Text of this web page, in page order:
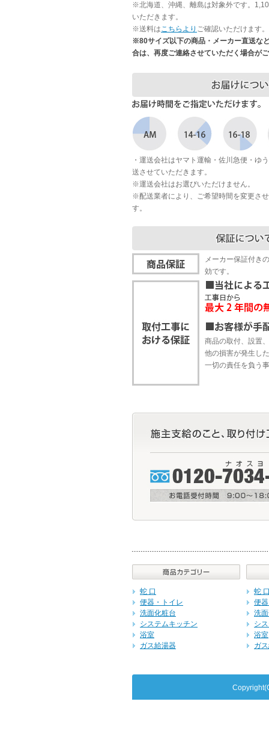
※北海道、沖縄、離島は対象外です。
いただきます。
※送料はこちらより ご確認いただけます。
※80サイズ以下の商品・メーカー直送な
合は、再度ご連絡させていただく場合が
・運送会社はヤマト運輸・佐川急便・ゆ
送させていただきます。
※運送会社はお選びいただけません。
※配送業者により、ご希望時間を変更さ
す。
メーカー保証付き
効です。
商品の取付、設置
他の損害が発生し
一切の責任を負う
蛇 口
便器・トイレ
洗面化粧台
システムキッチン
浴室
ガス給湯器
蛇
便
洗
シ
浴室
ガ